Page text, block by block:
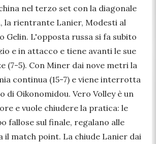
nel terzo set con la diagonale
la rientrante Lanier, Modesti al
Gelin. L'opposta russa si fa subito
e in attacco e tiene avanti le sue
(7-5). Con Miner dai nove metri la
continua (15-7) e viene interrotta
di Oikonomidou. Vero Volley è un
e vuole chiudere la pratica: le
fallose sul finale, regalano alle
il match point. La chiude Lanier dai